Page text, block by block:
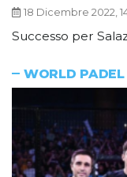
18 Dicembre 2022,
Successo per
WORLD PADEL